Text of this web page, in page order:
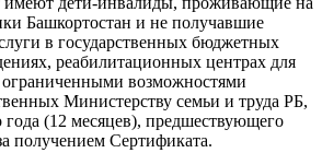
Башкортостан и не получавшие
в государственных бюджетных
реабилитационных центрах для
ограниченными возможностями
Министерству семьи и труда РБ,
года (12 месяцев), предшествующего
получением Сертификата.